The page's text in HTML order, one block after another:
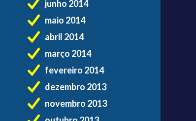
junho 2014
maio 2014
abril 2014
março 2014
fevereiro 2014
dezembro 2013
novembro 2013